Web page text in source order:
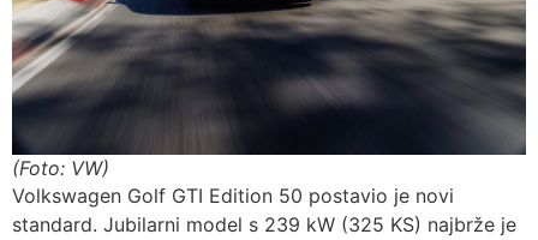
(Foto: VW)
Volkswagen Golf GTI Edition 50 postavio je novi
standard. Jubilarni model s 239 kW (325 KS) najbrže je